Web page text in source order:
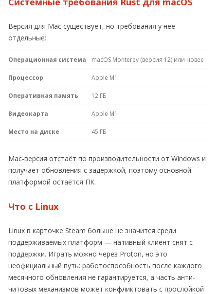
Версия для Mac существует, но требования у неё
отдельные:
Операционная система macOS Monterey (версия 12) или новее
Процессор Apple M1
Оперативная память 12 ГБ
Видеокарта Apple M1
Место на диске 45 ГБ
Mac-версия отстаёт по производительности от Windows и
получает обновления с задержкой, поэтому основной
платформой остаётся ПК.
Что с Linux
Linux в карточке Steam больше не значится среди
поддерживаемых платформ — нативный клиент снят с
поддержки. Играть можно через Proton, но это
неофициальный путь: работоспособность после каждого
месячного обновления не гарантируется, а часть анти-
читовых механизмов может конфликтовать с прослойкой